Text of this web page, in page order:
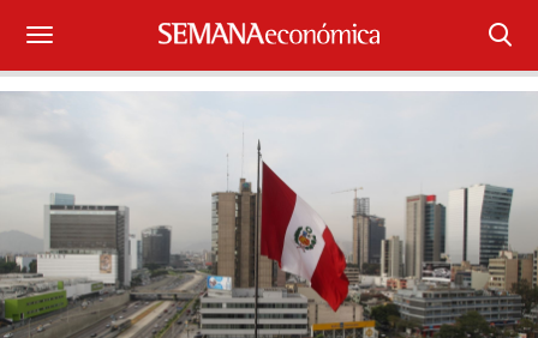
Suscríbase
Portada
¿Qué está pasando?
Sectores y Empresas